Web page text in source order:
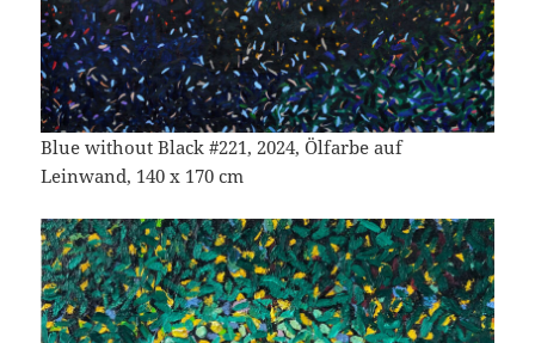
Blue without Black #221, 2024, Ölfarbe auf
Leinwand, 140 x 170 cm